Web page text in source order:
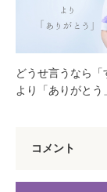
どうせ言うなら「
より「ありがとう
コメント